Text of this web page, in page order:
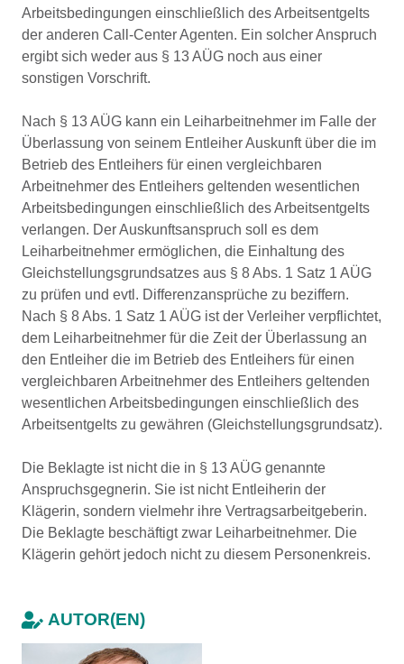
Arbeitsbedingungen einschließlich des Arbeitsentgelts
der anderen Call-Center Agenten. Ein solcher Anspruch
ergibt sich weder aus § 13 AÜG noch aus einer
sonstigen Vorschrift.
Nach § 13 AÜG kann ein Leiharbeitnehmer im Falle der
Überlassung von seinem Entleiher Auskunft über die im
Betrieb des Entleihers für einen vergleichbaren
Arbeitnehmer des Entleihers geltenden wesentlichen
Arbeitsbedingungen einschließlich des Arbeitsentgelts
verlangen. Der Auskunftsanspruch soll es dem
Leiharbeitnehmer ermöglichen, die Einhaltung des
Gleichstellungsgrundsatzes aus § 8 Abs. 1 Satz 1 AÜG
zu prüfen und evtl. Differenzansprüche zu beziffern.
Nach § 8 Abs. 1 Satz 1 AÜG ist der Verleiher verpflichtet,
dem Leiharbeitnehmer für die Zeit der Überlassung an
den Entleiher die im Betrieb des Entleihers für einen
vergleichbaren Arbeitnehmer des Entleihers geltenden
wesentlichen Arbeitsbedingungen einschließlich des
Arbeitsentgelts zu gewähren (Gleichstellungsgrundsatz).
Die Beklagte ist nicht die in § 13 AÜG genannte
Anspruchsgegnerin. Sie ist nicht Entleiherin der
Klägerin, sondern vielmehr ihre Vertragsarbeitgeberin.
Die Beklagte beschäftigt zwar Leiharbeitnehmer. Die
Klägerin gehört jedoch nicht zu diesem Personenkreis.
AUTOR(EN)